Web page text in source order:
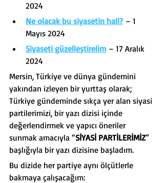
2024
Ne olacak bu siyasetin hali? – 1
Mayıs 2024
Siyaseti güzelleştirelim – 17 Aralık
2024
Mersin, Türkiye ve dünya gündemini
yakından izleyen bir yurttaş olarak;
Türkiye gündeminde sıkça yer alan siyasi
partilerimizi, bir yazı dizisi içinde
değerlendirmek ve yapıcı öneriler
sunmak amacıyla “SİYASİ PARTİLERİMİZ”
başlığıyla bir yazı dizisine başladım.
Bu dizide her partiye aynı ölçütlerle
bakmaya çalışacağım: